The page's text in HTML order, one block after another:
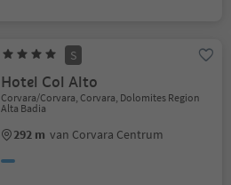
S
Hotel Col Alto
Corvara/Corvara, Corvara, Dolomites Region
Alta Badia
292 m van Corvara Centrum